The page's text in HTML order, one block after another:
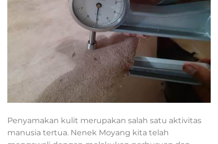
Penyamakan kulit merupakan salah satu aktivitas
manusia tertua. Nenek Moyang kita telah